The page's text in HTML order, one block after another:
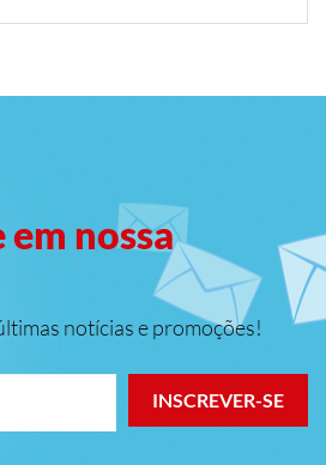
em nossa
notícias e promoções!
INSCREVER-SE